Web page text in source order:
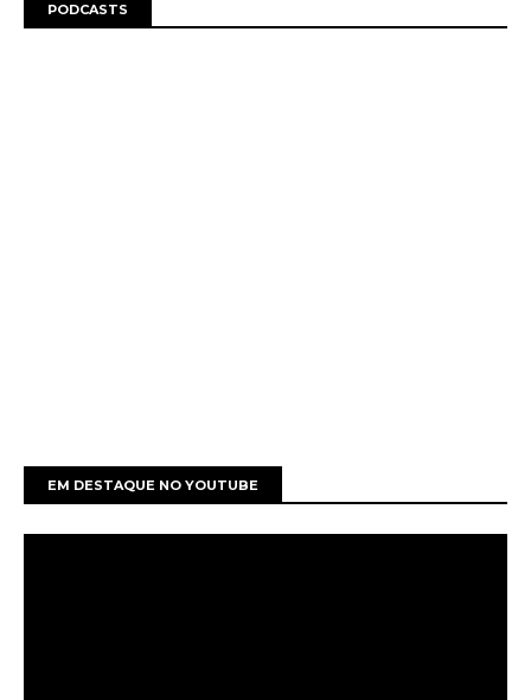
PODCASTS
EM DESTAQUE NO YOUTUBE